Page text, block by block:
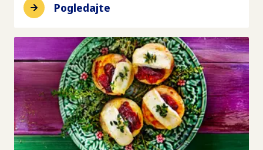
Pogledajte